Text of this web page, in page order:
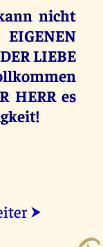
nicht
LIEBE
HERR es
⮞